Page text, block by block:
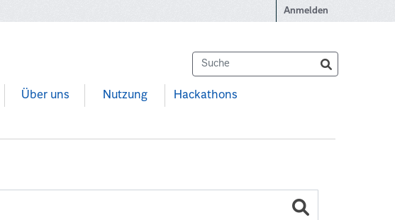
Anmelden
Über uns Nutzung Hackathons